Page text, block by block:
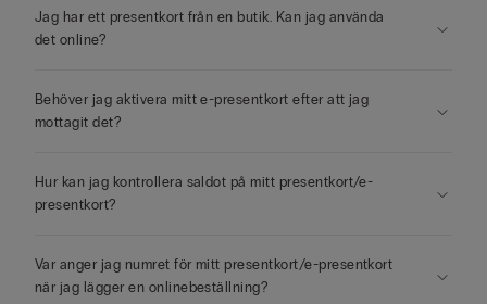
Jag har ett presentkort från en butik. Kan jag använda
det online?
Behöver jag aktivera mitt e-presentkort efter att jag
mottagit det?
Hur kan jag kontrollera saldot på mitt presentkort/e-
presentkort?
Var anger jag numret för mitt presentkort/e-presentkort
när jag lägger en onlinebeställning?